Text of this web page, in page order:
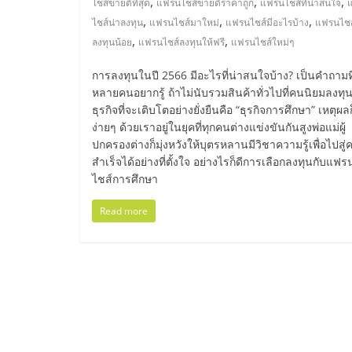
ไชส์
แฟ
รน
ไชส์
ขาย
ไชส์น่าลงทุน, แฟรนไชส์มาใหม่, แฟรนไชส์มีอะไรบ้าง, แฟรนไ
ลงทุนน้อย, แฟรนไชส์ลงทุนให้ฟรี, แฟรนไชส์ใหม่ๆ
การลงทุนในปี 2566 มีอะไรที่น่าสนใจบ้าง? เป็นคำถาม
หลายคนอยากรู้ ถ้าไม่นับรวมสินค้าทั่วไปที่คนนิยมลงทุน
ธุรกิจที่จะเติบโตอย่างยั่งยืนคือ “ธุรกิจการศึกษา” เหตุผ
ง่ายๆ ด้วยเราอยู่ในยุคที่ทุกคนต่างแข่งขันกันสูงพ่อแม่ผู้
ปกครองต่างก็มุ่งหวังให้บุตรหลานมีวิชาความรู้เพื่อไปสู่
สำเร็จได้อย่างที่ตั้งใจ อย่างไรก็ดีการเลือกลงทุนกับแฟร
ไชส์การศึกษา
Read more